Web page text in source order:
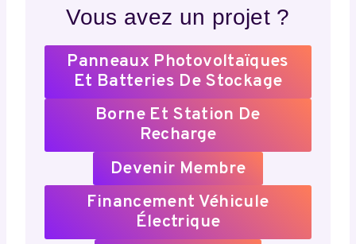
Vous avez un projet ?
Panneaux Photovoltaïques
Et Batteries De Stockage
Borne Et Station De
Recharge
Devenir Membre
Financement Véhicule
Électrique